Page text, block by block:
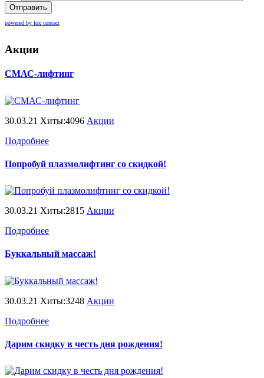
Отправить
powered by fox contact
Акции
СМАС-лифтинг
30.03.21 Хиты:4096 Акции
Подробнее
Попробуй плазмолифтинг со скидкой!
30.03.21 Хиты:2815 Акции
Подробнее
Буккальный массаж!
30.03.21 Хиты:3248 Акции
Подробнее
Дарим скидку в честь дня рождения!